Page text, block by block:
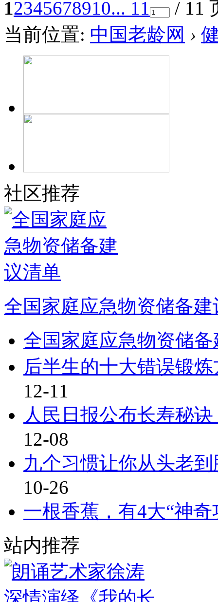
12345678910... 11
/ 11
当前位置: 中国老龄网 ›
社区推荐
全国家庭应急物资储备建
全国家庭应急物资储
后半生的十大错误锻
12-11
人民日报公布长寿秘
12-08
九个习惯让你从头老
10-26
一根香蕉，有4大“神奇
站内推荐